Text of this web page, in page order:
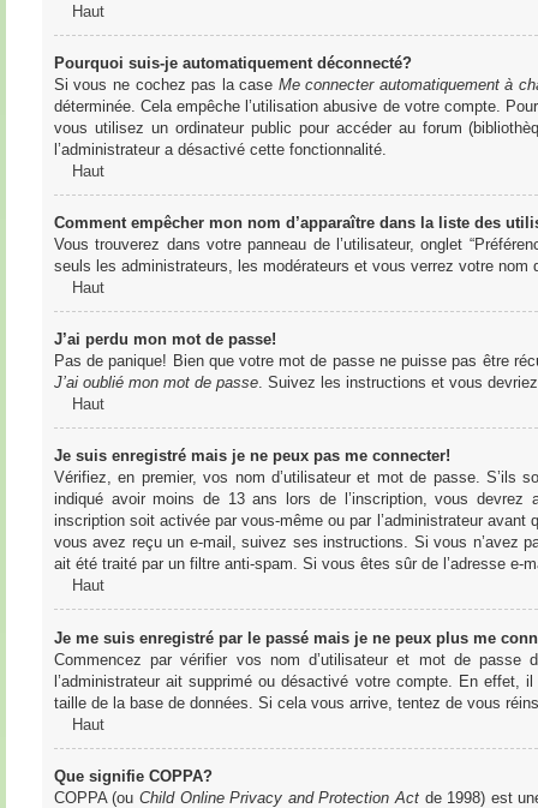
Haut
Pourquoi suis-je automatiquement déconnecté?
Si vous ne cochez pas la case Me connecter automatiquement à
déterminée. Cela empêche l’utilisation abusive de votre compte.
vous utilisez un ordinateur public pour accéder au forum
l’administrateur a désactivé cette fonctionnalité.
Haut
Comment empêcher mon nom d’apparaître dans la liste des
Vous trouverez dans votre panneau de l’utilisateur, onglet
seuls les administrateurs, les modérateurs et vous verrez votre
Haut
J’ai perdu mon mot de passe!
Pas de panique! Bien que votre mot de passe ne puisse pas être
J’ai oublié mon mot de passe. Suivez les instructions et vous
Haut
Je suis enregistré mais je ne peux pas me connecter!
Vérifiez, en premier, vos nom d’utilisateur et mot de passe.
indiqué avoir moins de 13 ans lors de l’inscription, vous
inscription soit activée par vous-même ou par l’administrateur
vous avez reçu un e-mail, suivez ses instructions. Si vous n’avez
ait été traité par un filtre anti-spam. Si vous êtes sûr de l’adresse e-
Haut
Je me suis enregistré par le passé mais je ne peux plus me
Commencez par vérifier vos nom d’utilisateur et mot de
l’administrateur ait supprimé ou désactivé votre compte. En effet,
taille de la base de données. Si cela vous arrive, tentez de vous
Haut
Que signifie COPPA?
COPPA (ouChild Online Privacy and Protection Act de 1998) est